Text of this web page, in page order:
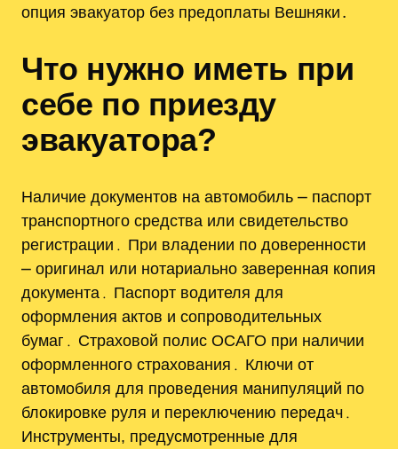
опция эвакуатор без предоплаты Вешняки․
Что нужно иметь при
себе по приезду
эвакуатора?
Наличие документов на автомобиль ⎼ паспорт
транспортного средства или свидетельство
регистрации․ При владении по доверенности
⎼ оригинал или нотариально заверенная копия
документа․ Паспорт водителя для
оформления актов и сопроводительных
бумаг․ Страховой полис ОСАГО при наличии
оформленного страхования․ Ключи от
автомобиля для проведения манипуляций по
блокировке руля и переключению передач․
Инструменты, предусмотренные для